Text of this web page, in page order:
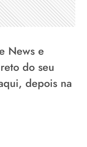
News e
do seu
, depois na